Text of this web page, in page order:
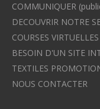
COMMUNIQUER
DECOUVRIR NOTRE
COURSES VIRTUELLES
BESOIN D'UN SITE
TEXTILES
NOUS CONTACTER